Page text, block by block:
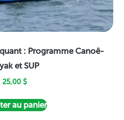
: Programme Canoë-
et SUP
25,00 $
au panier